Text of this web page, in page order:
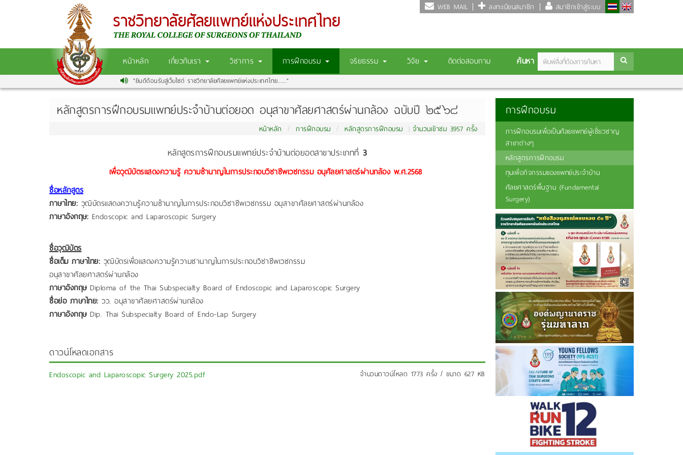
WEB MAIL ลงทะเบียนสมาชิก สมาชิกเข้าสู่ระบบ
หน้าหลัก เกี่ยวกับเรา วิชาการ การฝึกอบรม จริยธรรม วิจัย ติดต่อสอบถาม ค้นหา
"ยินดีต้อนรับสู่เว็บไซต์ ราชวิทยาลัยศัลยแพทย์แห่งประเทศไทย......."
หลักสูตรการฝึกอบรมแพทย์ประจำบ้านต่อยอด อนุสาขาศัลยศาสตร์ผ่านกล้อง ฉบับปี ๒๕๖๘
หน้าหลัก การฝึกอบรม หลักสูตรการฝึกอบรม จำนวนเข้าชม 3957 ครั้ง
หลักสูตรการฝึกอบรมแพทย์ประจำบ้านต่อยอดสาขาประเภทที่3
เพื่อวุฒิบัตรแสดงความรู้ ความชำนาญในการประกอบวิชาชีพเวชกรรม อนุศัลยศาสตร์ผ่านกล้องพ.ศ.2568
ชื่อหลักสูตร
ภาษาไทย: วุฒิบัตรแสดงความรู้ความชำนาญในการประกอบวิชาชีพเวชกรรม อนุสาขาศัลยศาสตร์ผ่านกล้อง
ภาษาอังกฤษ: Endoscopic and Laparoscopic Surgery
ชื่อวุฒิบัตร
ชื่อเต็ม ภาษาไทย: วุฒิบัตรเพื่อแสดงความรู้ความชานาญในการประกอบวิชาชีพเวชกรรม
อนุสาขาศัลยศาสตร์ผ่านกล้อง
ภาษาอังกฤษDiploma of the Thai Subspecialty Board of Endoscopic and Laparoscopic Surgery
ชื่อย่อ ภาษาไทย: วว. อนุสาขาศัลยศาสตร์ผ่านกล้อง
ภาษาอังกฤษDip. Thai Subspecialty Board of Endo-Lap Surgery
ดาวน์โหลดเอกสาร
Endoscopic and Laparoscopic Surgery 2025.pdf จำนวนดาวน์โหลด 1773 ครั้ง / ขนาด 627 KB
การฝึกอบรม
การฝึกอบรมเพื่อเป็นศัลยแพทย์ผู้เชี่ยวชาญ
สาขาต่างๆ
หลักสูตรการฝึกอบรม
ทุนเพื่อกิจกรรมของแพทย์ประจำบ้าน
ศัลยศาสตร์พื้นฐาน (Fundamental
Surgery)